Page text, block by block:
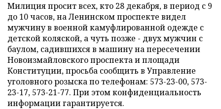
Милиция просит всех, кто 28 декабря, в период с 9
до 10 часов, на Ленинском проспекте видел
мужчину в военной камуфлированной одежде с
детской коляской, а чуть позже - двух мужчин с
баулом, садившихся в машину на пересечении
Новоизмайловского проспекта и площади
Конституции, просьба сообщить в Управление
уголовного розыска по телефонам: 573-23-00, 573-
23-17, 573-21-77. При этом конфиденциальность
информации гарантируется.